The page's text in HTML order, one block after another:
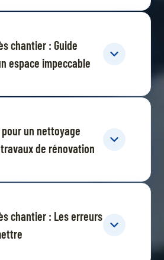
chantier : Guide
espace impeccable
un nettoyage
de rénovation
chantier : Les erreurs